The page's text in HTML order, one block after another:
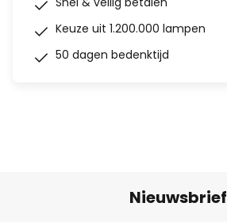
Keuze uit 1.200.000 lampen
50 dagen bedenktijd
Nieuwsbrief